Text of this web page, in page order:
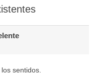
sentidos.